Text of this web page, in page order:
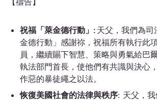
祝福 「萊金德行動」: 天父，我們為
金德行動」感謝祢，祝福所有執行此
員，繼續賜下智慧、策略與勇氣給巴
執法部門首長，使他們有共識與決心
作惡的暴徒繩之以法。
恢復美國社會的法律與秩序: 天父，